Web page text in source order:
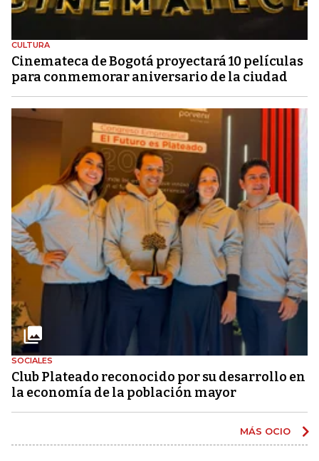
CULTURA
Cinemateca de Bogotá proyectará 10 películas
para conmemorar aniversario de la ciudad
SOCIALES
Club Plateado reconocido por su desarrollo en
la economía de la población mayor
MÁS OCIO